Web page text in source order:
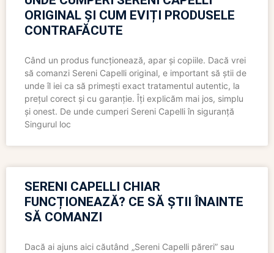
ORIGINAL ȘI CUM EVIȚI PRODUSELE
CONTRAFĂCUTE
Când un produs funcționează, apar și copiile. Dacă vrei
să comanzi Sereni Capelli original, e important să știi de
unde îl iei ca să primești exact tratamentul autentic, la
prețul corect și cu garanție. Îți explicăm mai jos, simplu
și onest. De unde cumperi Sereni Capelli în siguranță
Singurul loc
SERENI CAPELLI CHIAR
FUNCȚIONEAZĂ? CE SĂ ȘTII ÎNAINTE
SĂ COMANZI
Dacă ai ajuns aici căutând „Sereni Capelli păreri” sau